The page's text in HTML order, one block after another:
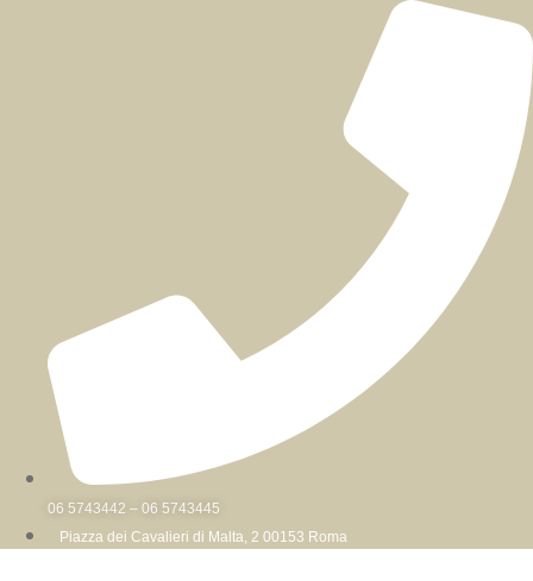
06 5743442 – 06 5743445
Piazza dei Cavalieri di Malta, 2 00153 Roma